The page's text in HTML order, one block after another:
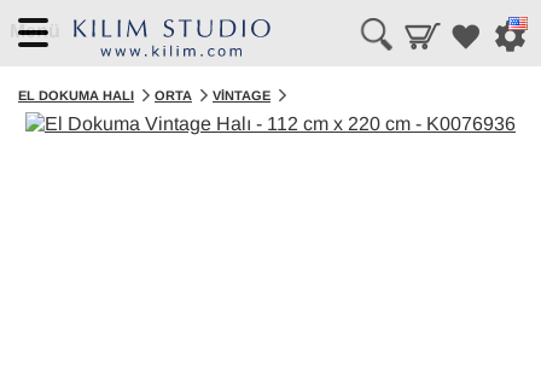
Menü
EL DOKUMA HALI ORTA VINTAGE